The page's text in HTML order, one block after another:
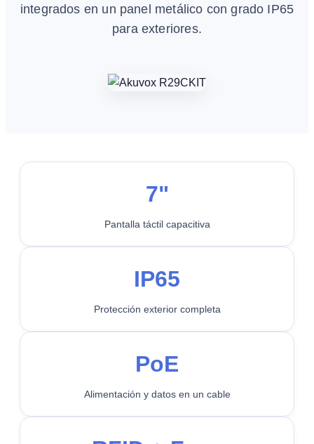
integrados en un panel metálico con grado IP65
para exteriores.
7"
Pantalla táctil capacitiva
IP65
Protección exterior completa
PoE
Alimentación y datos en un cable